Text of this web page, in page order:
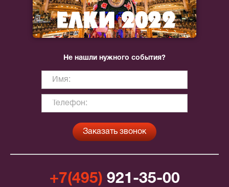
Не нашли нужного события?
+7(495) 921-35-00